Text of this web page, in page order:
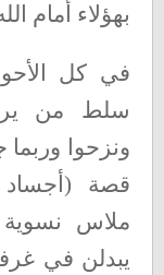
بهؤلاء أمام
في كل
سلط من
ونزحوا وربما
قصة (أجساد
ملاس نسوية
يبدلن في